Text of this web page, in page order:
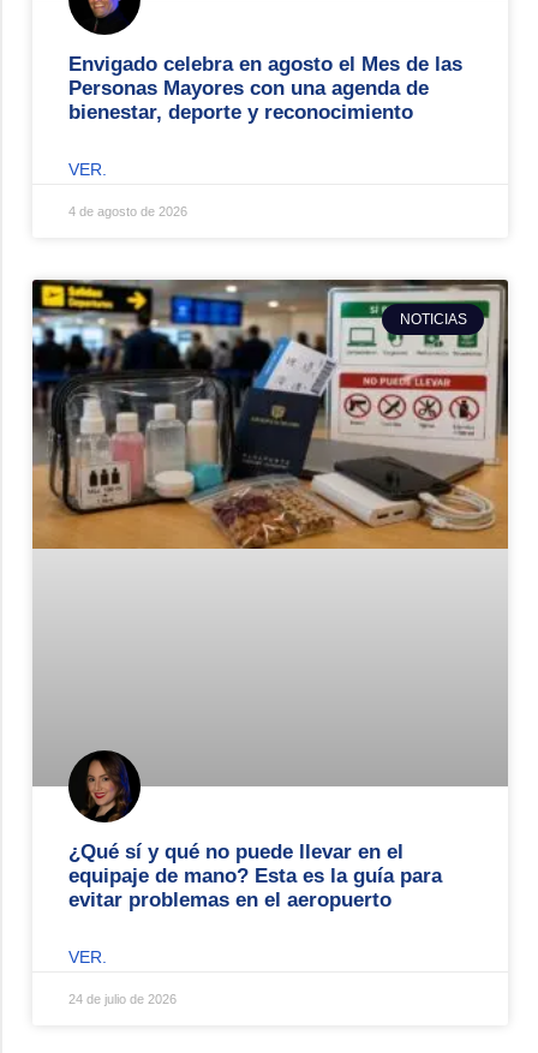
Envigado celebra en agosto el Mes de las
Personas Mayores con una agenda de
bienestar, deporte y reconocimiento
VER.
4 de agosto de 2026
NOTICIAS
¿Qué sí y qué no puede llevar en el
equipaje de mano? Esta es la guía para
evitar problemas en el aeropuerto
VER.
24 de julio de 2026